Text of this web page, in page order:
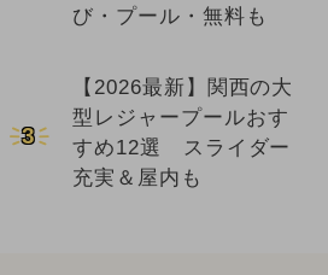
び・プール・無料も
3
【2026最新】関西の大
型レジャープールおす
すめ12選 スライダー
充実＆屋内も